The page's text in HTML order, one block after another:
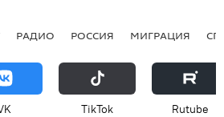
РАДИО РОССИЯ МИГРАЦИЯ
ТikТоk Rutube